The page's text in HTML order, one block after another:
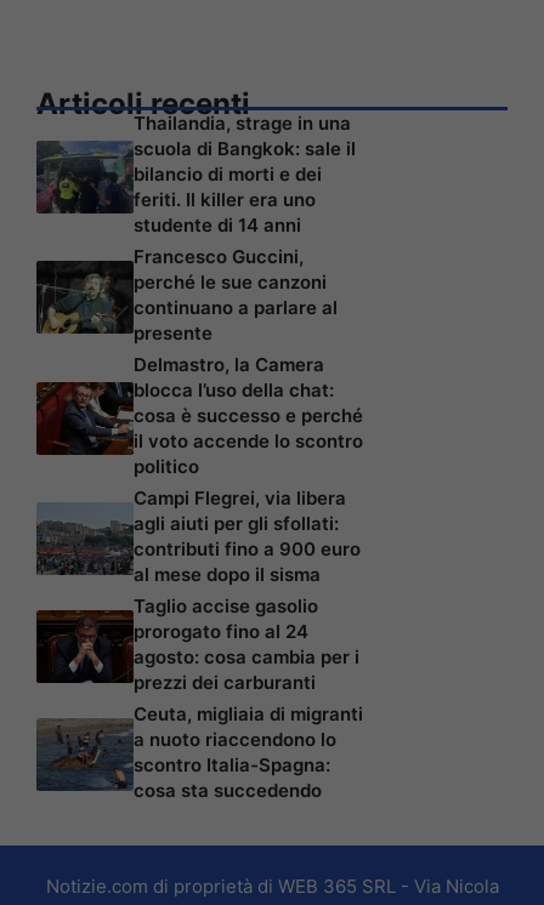
Articoli recenti
Thailandia, strage in una
scuola di Bangkok: sale il
bilancio di morti e dei
feriti. Il killer era uno
studente di 14 anni
Francesco Guccini,
perché le sue canzoni
continuano a parlare al
presente
Delmastro, la Camera
blocca l’uso della chat:
cosa è successo e perché
il voto accende lo scontro
politico
Campi Flegrei, via libera
agli aiuti per gli sfollati:
contributi fino a 900 euro
al mese dopo il sisma
Taglio accise gasolio
prorogato fino al 24
agosto: cosa cambia per i
prezzi dei carburanti
Ceuta, migliaia di migranti
a nuoto riaccendono lo
scontro Italia-Spagna:
cosa sta succedendo
Notizie.com di proprietà di WEB 365 SRL - Via Nicola